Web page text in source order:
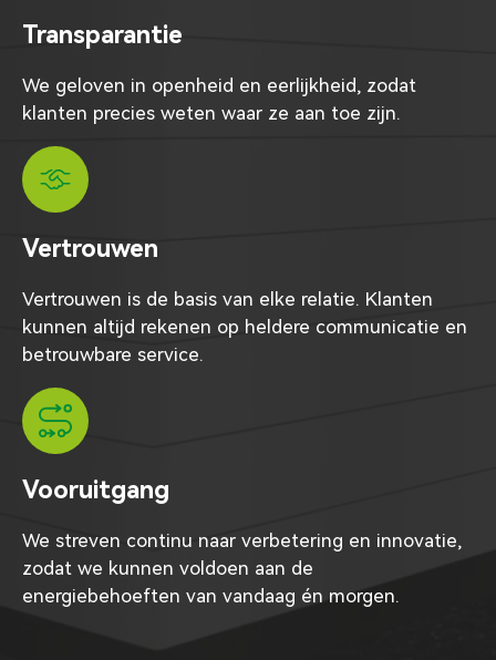
Transparantie
We geloven in openheid en eerlijkheid, zodat
klanten precies weten waar ze aan toe zijn.
Vertrouwen
Vertrouwen is de basis van elke relatie. Klanten
kunnen altijd rekenen op heldere communicatie en
betrouwbare service.
Vooruitgang
We streven continu naar verbetering en innovatie,
zodat we kunnen voldoen aan de
energiebehoeften van vandaag én morgen.